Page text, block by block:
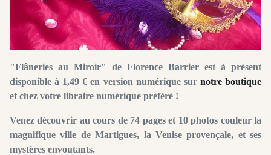
"Flâneries au Miroir" de Florence Barrier est à présent
disponible à 1,49 € en version numérique sur notre boutique
et chez votre libraire numérique préféré !
Venez découvrir au cours de 74 pages et 10 photos couleur la
magnifique ville de Martigues, la Venise provençale, et ses
mystères envoutants.